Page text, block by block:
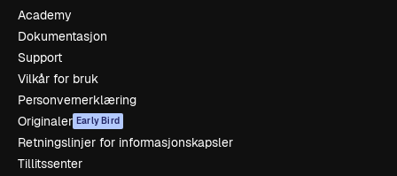
Academy
Dokumentasjon
Support
Vilkår for bruk
Personvernerklæring
Originaler Early Bird
Retningslinjer for informasjonskapsler
Tillitssenter